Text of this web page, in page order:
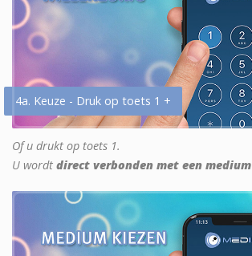
4a. Keuze - Druk op toets 1 +
Of u drukt op toets 1.
U wordt direct verbonden met een medium